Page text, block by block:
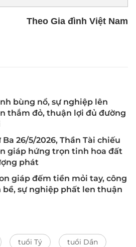
Theo Gia đình Việt Nam
bùng nổ, sự nghiệp lên
thắm đỏ, thuận lợi đủ đường
26/5/2026, Thần Tài chiếu
giáp hứng trọn tinh hoa đất
phát
giáp đếm tiền mỏi tay, công
bề, sự nghiệp phất len thuận
tuổi Tý tuổi Dần